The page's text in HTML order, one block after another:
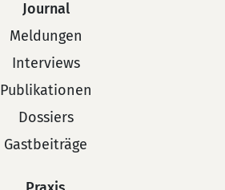
Journal
Meldungen
Interviews
Publikationen
Dossiers
Gastbeiträge